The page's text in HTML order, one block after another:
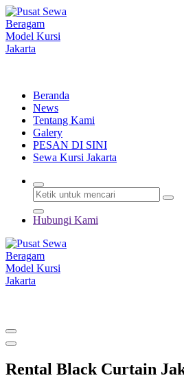
Lewati
ke
konten
Beranda
News
Tentang Kami
Galery
PESAN DI SINI
Sewa Kursi Jakarta
Hubungi Kami
Rental Black Curtain